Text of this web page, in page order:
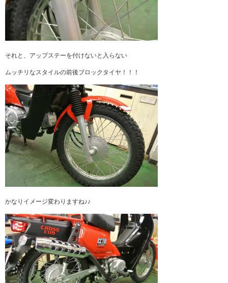
それと、アップステーを付けないと入らない
ムッチリなスタイルの前後ブロックタイヤ！！！
かなりイメージ変わりますね♪♪